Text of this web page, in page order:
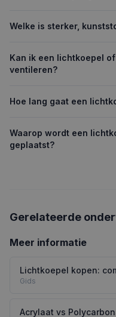
Welke is sterker,
Kan ik een lichtkoepel
ventileren?
Hoe lang gaat een
Waarop wordt een
geplaatst?
Gerelateerde
Meer informatie
Lichtkoepel kopen:
Gids
Acrylaat vs